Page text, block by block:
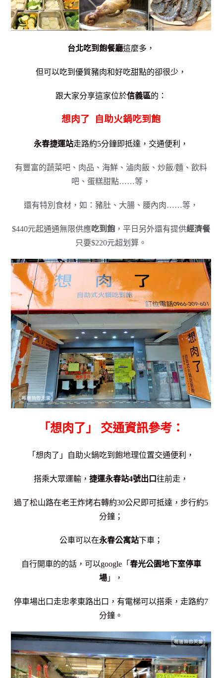
台北吃到飽餐廳這麼多，
但可以吃到優質豬肉和好吃甜點的卻很少，
跟大家分享這家位於信義區的：
想肉了 自助火鍋吃到飽
永春捷運站走路約5分鐘即抵達，交通便利，
有豐富的蔬菜吧、肉品、海鮮、滷肉飯、炒飯/麵、飲料
吧、蛋糕甜點……等，
還有特別食材，如：豬肚、大腸、腰內肉……等，
$440元起通通無限供應吃到飽 ，平日另外還有提供經濟餐
只要$220元超划算。
「想肉了」 交通資訊參考：
「想肉了」自助火鍋吃到飽地理位置交通便利，
搭乘大眾運輸， 捷運永春站4號出口往前走，
過了松山路在老王炸烤右轉約30公尺即可抵達，步行約5
分鐘；
公車可以在永春公寓站下車；
自行開車的的話，可以google「 春光公園地下室停車
場 」，
停車場出口走忠孝東路出口，有電梯可以搭乘， 走路約7
分鐘。